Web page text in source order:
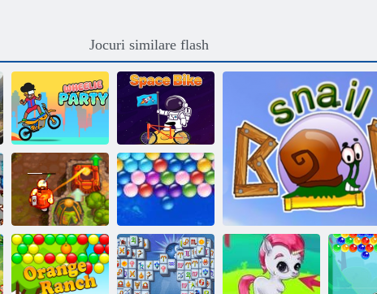
Jocuri similare flash
Party Wheelie Bicicletă spațială
Comoara
blestemată 2
Bubbles fără
sfârșit